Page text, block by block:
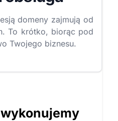
domeny zajmują od
To krótko, biorąc pod
Twojego biznesu.